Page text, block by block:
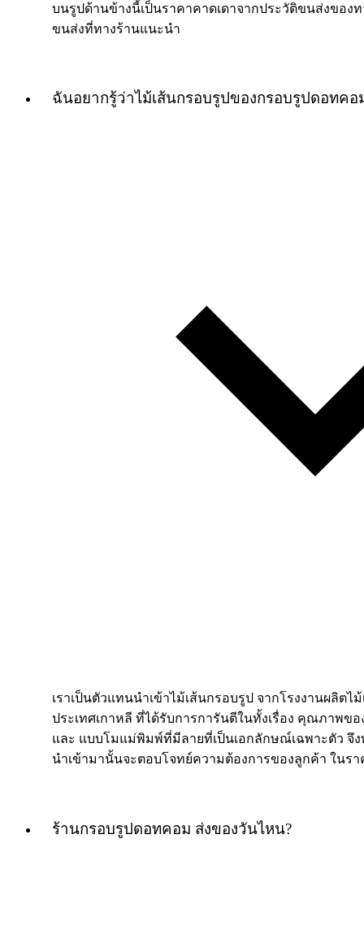
บนรูปด้านข้างนี้เป็นราคาคาดเดาจากประวัติขนส่งของ
ขนส่งที่ทางร้านแนะนำ
ฉันอยากรู้ว่าไม้เส้นกรอบรูปของกรอบรูปดอทคอ
เราเป็นตัวแทนนำเข้าไม้เส้นกรอบรูป จากโรงงานผลิตไ
ประเทศเกาหลี ที่ได้รับการการันตีในทั้งเรื่อง คุณภาพข
และ แบบโมแม่พิมพ์ที่มีลายที่เป็นเอกลักษณ์เฉพาะตัว จึง
นำเข้ามานั้นจะตอบโจทย์ความต้องการของลูกค้า ในรา
ร้านกรอบรูปดอทคอม ส่งของวันไหน?